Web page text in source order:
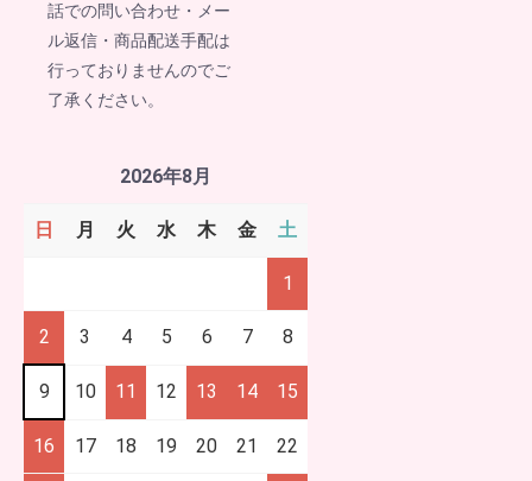
話での問い合わせ・メー
ル返信・商品配送手配は
行っておりませんのでご
了承ください。
2026年8月
日 月 火 水 木 金 土
1
2 3 4 5 6 7 8
9 10 11 12 13 14 15
16 17 18 19 20 21 22